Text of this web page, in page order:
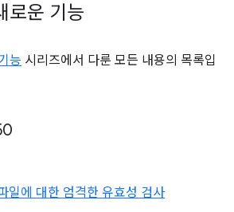
로운 기능
능 시리즈에서 다룬 모든 내용의 목록입
일에 대한 엄격한 유효성 검사